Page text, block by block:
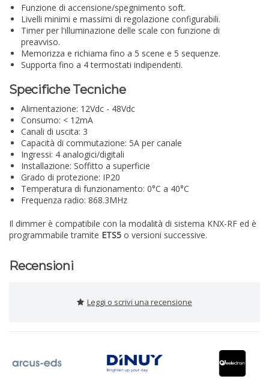
Funzione di accensione/spegnimento soft.
Livelli minimi e massimi di regolazione configurabili.
Timer per l'illuminazione delle scale con funzione di
preavviso.
Memorizza e richiama fino a 5 scene e 5 sequenze.
Supporta fino a 4 termostati indipendenti.
Specifiche Tecniche
Alimentazione: 12Vdc - 48Vdc
Consumo: < 12mA
Canali di uscita: 3
Capacità di commutazione: 5A per canale
Ingressi: 4 analogici/digitali
Installazione: Soffitto a superficie
Grado di protezione: IP20
Temperatura di funzionamento: 0°C a 40°C
Frequenza radio: 868.3MHz
Il dimmer è compatibile con la modalità di sistema KNX-RF ed è
programmabile tramite ETS5 o versioni successive.
Recensioni
Leggi o scrivi una recensione